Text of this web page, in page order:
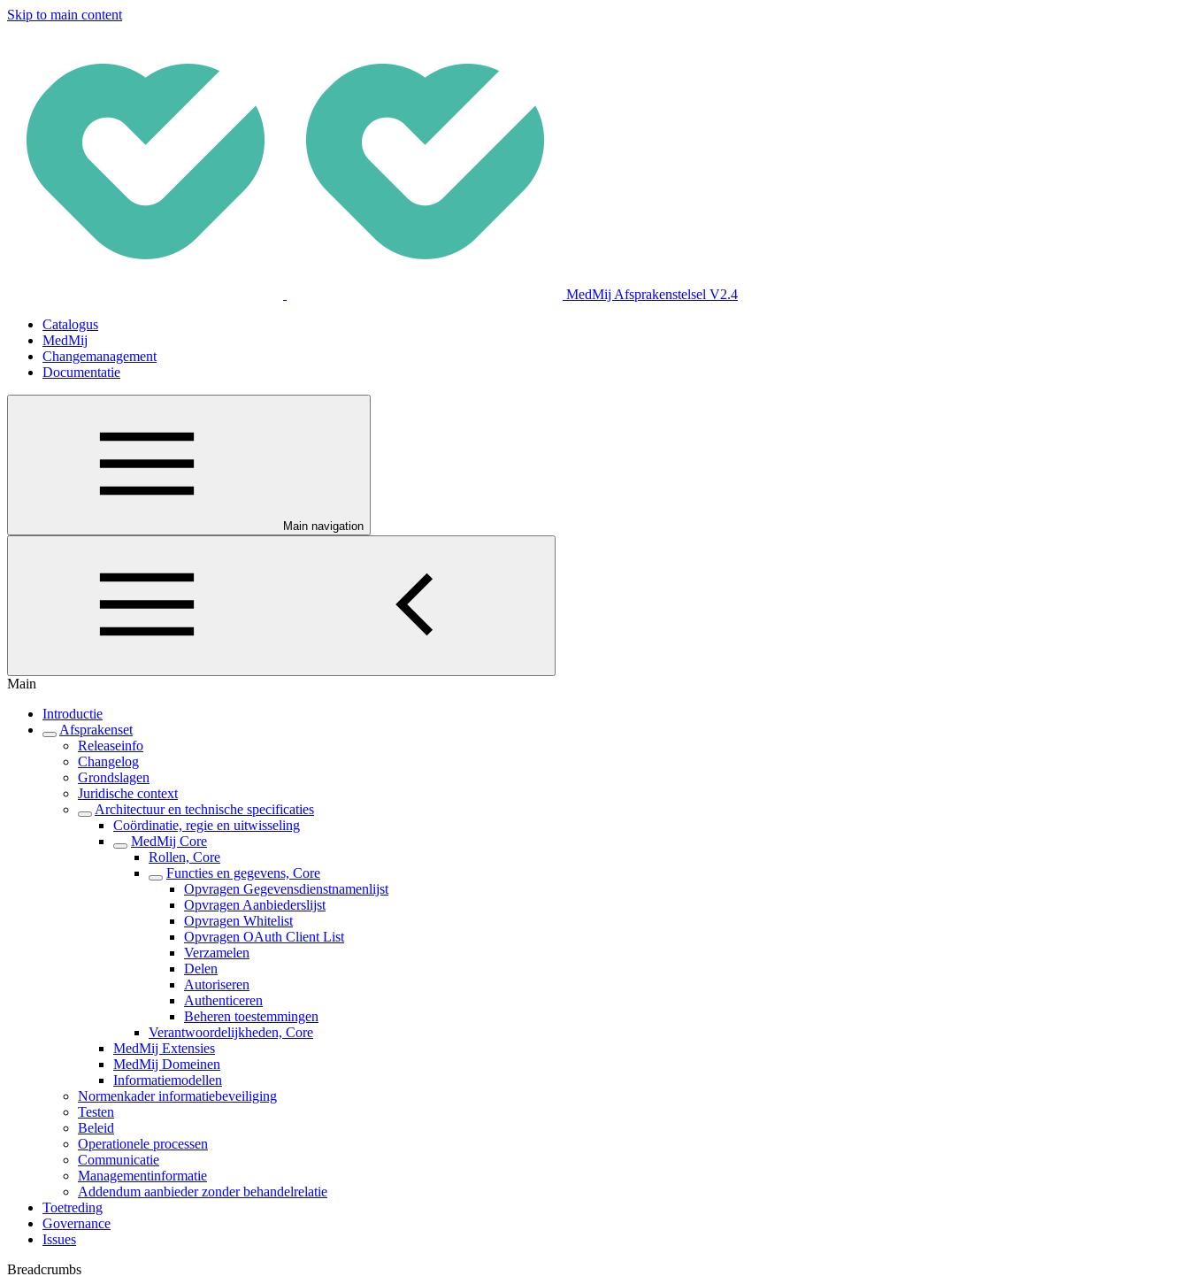
Skip to main content
MedMij Afsprakenstelsel V2.4
Catalogus
MedMij
Changemanagement
Documentatie
Main navigation
Main
Introductie
Afsprakenset
Releaseinfo
Changelog
Grondslagen
Juridische context
Architectuur en technische specificaties
Coördinatie, regie en uitwisseling
MedMij Core
Rollen, Core
Functies en gegevens, Core
Opvragen Gegevensdienstnamenlijst
Opvragen Aanbiederslijst
Opvragen Whitelist
Opvragen OAuth Client List
Verzamelen
Delen
Autoriseren
Authenticeren
Beheren toestemmingen
Verantwoordelijkheden, Core
MedMij Extensies
MedMij Domeinen
Informatiemodellen
Normenkader informatiebeveiliging
Testen
Beleid
Operationele processen
Communicatie
Managementinformatie
Addendum aanbieder zonder behandelrelatie
Toetreding
Governance
Issues
Breadcrumbs